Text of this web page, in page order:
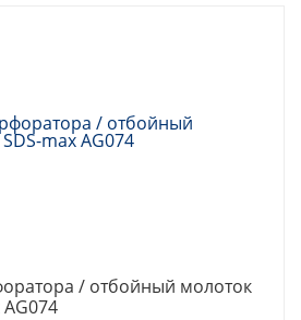
/ отбойный молоток